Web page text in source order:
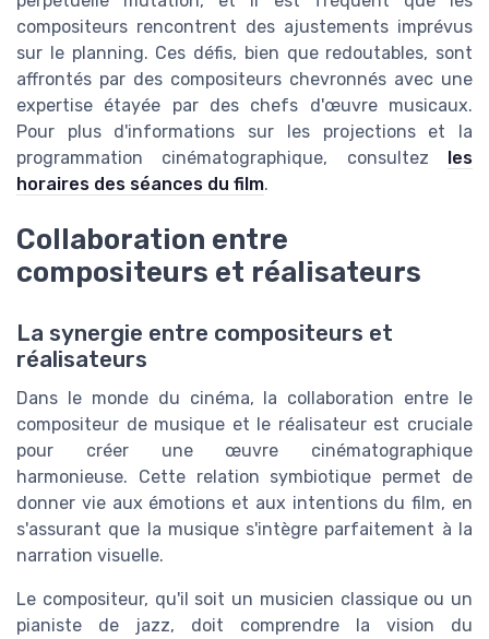
compositeurs rencontrent des ajustements imprévus
sur le planning. Ces défis, bien que redoutables, sont
affrontés par des compositeurs chevronnés avec une
expertise étayée par des chefs d'œuvre musicaux.
Pour plus d'informations sur les projections et la
programmation cinématographique, consultez
les
horaires des séances du film.
Collaboration entre
compositeurs et réalisateurs
La synergie entre compositeurs et
réalisateurs
Dans le monde du cinéma, la collaboration entre le
compositeur de musique et le réalisateur est cruciale
pour créer une œuvre cinématographique
harmonieuse. Cette relation symbiotique permet de
donner vie aux émotions et aux intentions du film, en
s'assurant que la musique s'intègre parfaitement à la
narration visuelle.
Le compositeur, qu'il soit un musicien classique ou un
pianiste de jazz, doit comprendre la vision du